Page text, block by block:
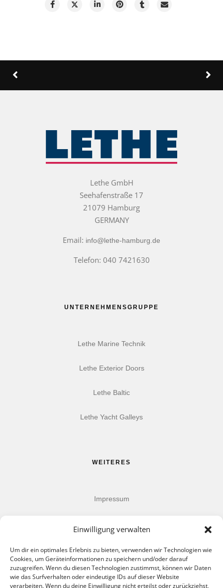
Einwilligung verwalten
Um dir ein optimales Erlebnis zu bieten, verwenden wir Technologien wie
Cookies, um Geräteinformationen zu speichern und/oder darauf
zuzugreifen. Wenn du diesen Technologien zustimmst, können wir Daten
wie das Surfverhalten oder eindeutige IDs auf dieser Website
verarbeiten. Wenn du deine Einwilligung nicht erteilst oder zurückziehst,
Lethe GmbH
Seehafenstraße 17
21079 Hamburg
GERMANY
Email: info@lethe-hamburg.de
Telefon: 040 7421630
UNTERNEHMENSGRUPPE
Lethe Marine Technik
Lethe Exterior Doors
Lethe Baltic
Lethe Yacht Galleys
WEITERES
Impressum
AGB